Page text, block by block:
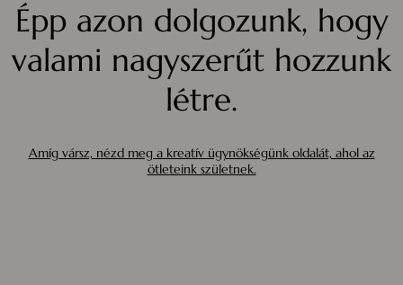
Épp azon dolgozunk, hogy
valami nagyszerűt hozzunk
létre.
Amíg vársz, nézd meg a kreatív ügynökségünk oldalát, ahol az
ötleteink születnek.